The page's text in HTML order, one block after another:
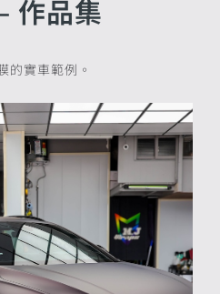
作品集
的實車範例。